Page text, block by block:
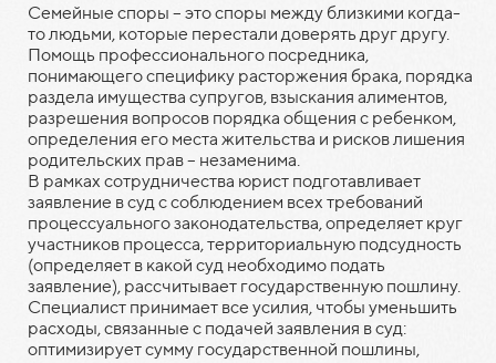
Семейные споры – это споры между близкими когда-
то людьми, которые перестали доверять друг другу.
Помощь профессионального посредника,
понимающего специфику расторжения брака, порядка
раздела имущества супругов, взыскания алиментов,
разрешения вопросов порядка общения с ребенком,
определения его места жительства и рисков лишения
родительских прав – незаменима.
В рамках сотрудничества юрист подготавливает
заявление в суд с соблюдением всех требований
процессуального законодательства, определяет круг
участников процесса, территориальную подсудность
(определяет в какой суд необходимо подать
заявление), рассчитывает государственную пошлину.
Специалист принимает все усилия, чтобы уменьшить
расходы, связанные с подачей заявления в суд:
оптимизирует сумму государственной пошлины,